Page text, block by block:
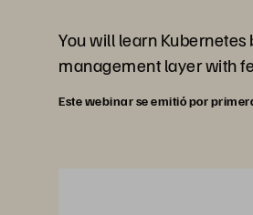
You will learn
management layer with
Este webinar se emitió por